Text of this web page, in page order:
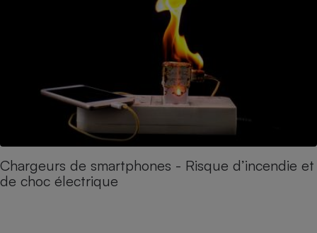
Chargeurs de smartphones - Risque d’incendie et
de choc électrique